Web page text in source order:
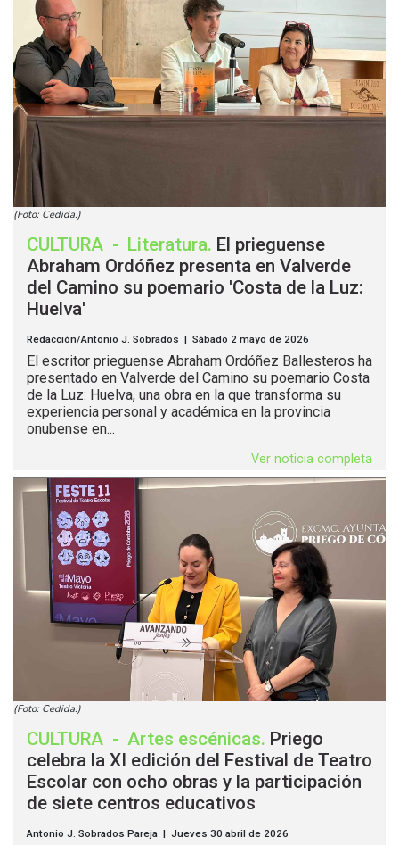
(Foto: Cedida.)
CULTURA - Literatura. El prieguense
Abraham Ordóñez presenta en Valverde
del Camino su poemario 'Costa de la Luz:
Huelva'
Redacción/Antonio J. Sobrados | Sábado 2 mayo de 2026
El escritor prieguense Abraham Ordóñez Ballesteros ha
presentado en Valverde del Camino su poemario Costa
de la Luz: Huelva, una obra en la que transforma su
experiencia personal y académica en la provincia
onubense en...
Ver noticia completa
(Foto: Cedida.)
CULTURA - Artes escénicas. Priego
celebra la XI edición del Festival de Teatro
Escolar con ocho obras y la participación
de siete centros educativos
Antonio J. Sobrados Pareja | Jueves 30 abril de 2026